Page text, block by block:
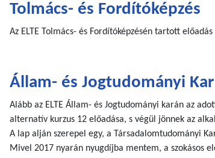
Tolmács- és Fordítóképzés
Az ELTE Tolmács- és Fordítóképzésén tartott előadás
Állam- és Jogtudományi Kar
Alább az ELTE Állam- és Jogtudományi karán az
alternatív kurzus 12 előadása, s végül jönnek az
A lap alján szerepel egy, a Társadalomtudományi
Mivel 2017 nyarán nyugdíjba mentem, a szokásos